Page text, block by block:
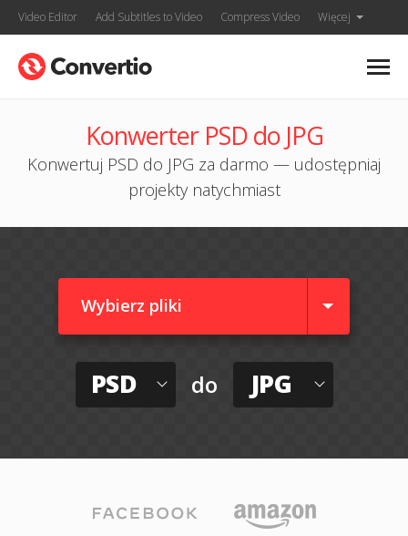
Video Editor Add Subtitles to Video Compress Video Więcej
Konwerter PSD do JPG
Konwertuj PSD do JPG za darmo — udostępniaj
projekty natychmiast
Wybierz pliki
PSD do JPG